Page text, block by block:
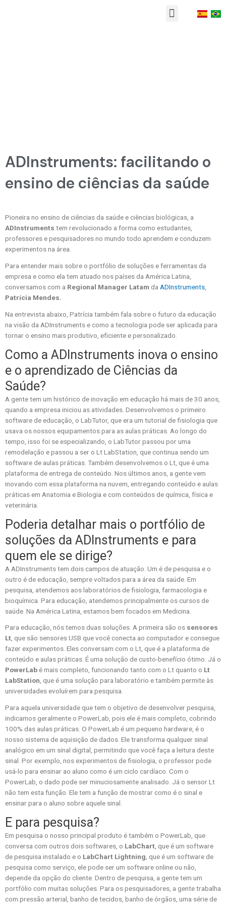
Menu
ADInstruments: facilitando o
ensino de ciências da saúde
Pioneira no ensino de ciências da saúde e ciências biológicas, a
ADInstruments tem revolucionado a forma como estudantes,
professores e pesquisadores no mundo todo aprendem e conduzem
experimentos na área.
Para entender mais sobre o portfólio de soluções e ferramentas da
empresa e como ela tem atuado nos países da América Latina,
conversamos com a Regional Manager Latam da ADInstruments
Patrícia Mendes.
Na entrevista abaixo, Patrícia também fala sobre o futuro da educação
na visão da ADInstruments e como a tecnologia pode ser aplicada para
tornar o ensino mais produtivo, eficiente e personalizado.
Como a ADInstruments inova o ensino
e o aprendizado de Ciências da
Saúde?
A gente tem um histórico de inovação em educação há mais de 30 anos,
quando a empresa iniciou as atividades. Desenvolvemos o primeiro
software de educação, o LabTutor, que era um tutorial de fisiologia que
usava os nossos equipamentos para as aulas práticas. Ao longo do
tempo, isso foi se especializando, o LabTutor passou por uma
remodelação e passou a ser o Lt LabStation, que continua sendo um
software de aulas práticas. Também desenvolvemos o Lt, que é uma
plataforma de entrega de conteúdo. Nos últimos anos, a gente vem
inovando com essa plataforma na nuvem, entregando conteúdo e aulas
práticas em Anatomia e Biologia e com conteúdos de química, física e
veterinária.
Poderia detalhar mais o portfólio de
soluções da ADInstruments e para
quem ele se dirige?
A ADInstruments tem dois campos de atuação. Um é de pesquisa e o
outro é de educação, sempre voltados para a área da saúde. Em
pesquisa, atendemos aos laboratórios de fisiologia, farmacologia e
bioquímica. Para educação, atendemos principalmente os cursos de
saúde. Na América Latina, estamos bem focados em Medicina.
Para educação, nós temos duas soluções. A primeira são os sensores
Lt, que são sensores USB que você conecta ao computador e consegue
fazer experimentos. Eles conversam com o Lt, que é a plataforma de
conteúdo e aulas práticas. É uma solução de custo-benefício ótimo. Já o
PowerLabé mais completo, funcionando tanto com o Lt quanto o Lt
LabStation, que é uma solução para laboratório e também permite às
universidades evoluírem para pesquisa.
Para aquela universidade que tem o objetivo de desenvolver pesquisa,
indicamos geralmente o PowerLab, pois ele é mais completo, cobrindo
100% das aulas práticas. O PowerLab é um pequeno hardware, é o
nosso sistema de aquisição de dados. Ele transforma qualquer sinal
analógico em um sinal digital, permitindo que você faça a leitura deste
sinal. Por exemplo, nos experimentos de fisiologia, o professor pode
usá-lo para ensinar ao aluno como é um ciclo cardíaco. Com o
PowerLab, o dado pode ser minuciosamente analisado. Já o sensor Lt
não tem esta função. Ele tem a função de mostrar como é o sinal e
ensinar para o aluno sobre aquele sinal.
E para pesquisa?
Em pesquisa o nosso principal produto é também o PowerLab, que
conversa com outros dois softwares, o LabChart, que é um software
de pesquisa instalado e o LabChart Lightning, que é um software de
pesquisa como serviço, ele pode ser um software online ou não,
depende da opção do cliente. Dentro de pesquisa, a gente tem um
portfólio com muitas soluções. Para os pesquisadores, a gente trabalha
com pressão arterial, banho de tecidos, banho de órgãos, uma série de